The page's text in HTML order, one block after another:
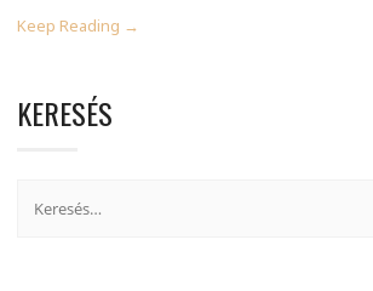
Keep Reading →
KERESÉS